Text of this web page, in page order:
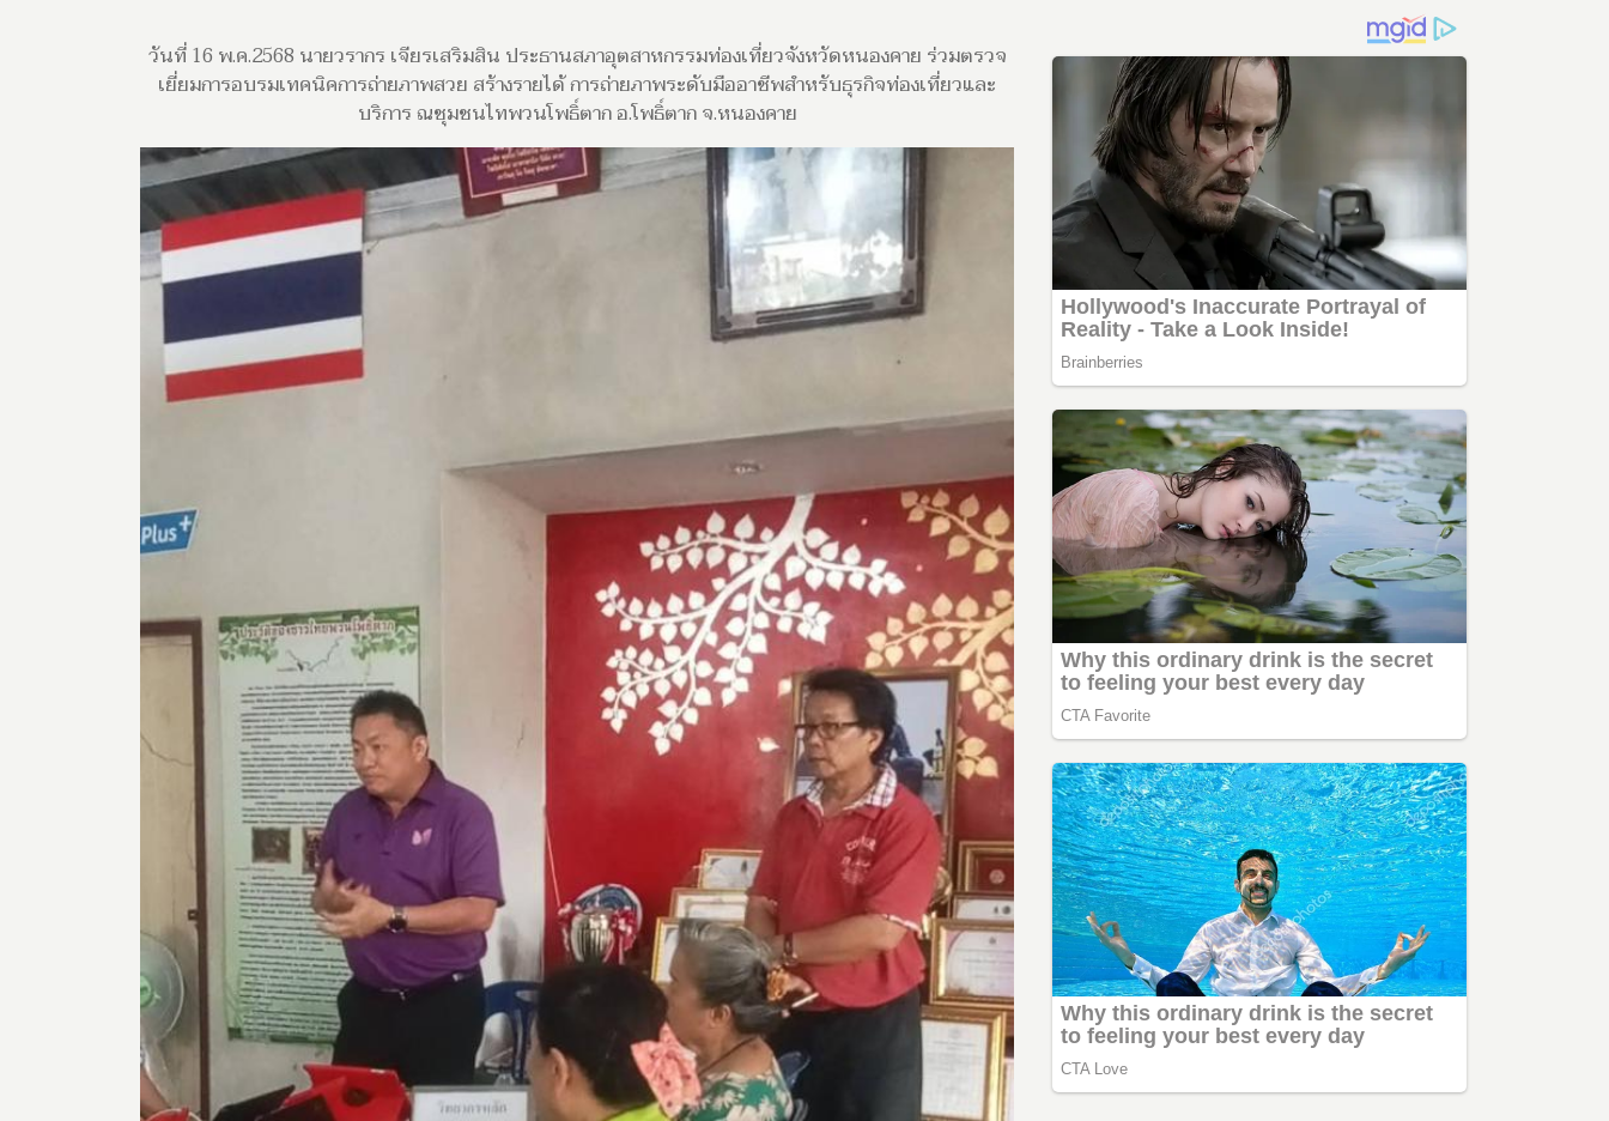
วันที่ 16 พ.ค.2568 นายวรากร เจียรเสริมสิน ประธานสภาอุตสาหกรรมท่องเที่ยวจังหวัดหนองคาย ร่วมตรวจ
เยี่ยมการอบรมเทคนิคการถ่ายภาพสวย สร้างรายได้ การถ่ายภาพระดับมืออาชีพสำหรับธุรกิจท่องเที่ยวและ
บริการ ณชุมชนไทพวนโพธิ์ตาก อ.โพธิ์ตาก จ.หนองคาย